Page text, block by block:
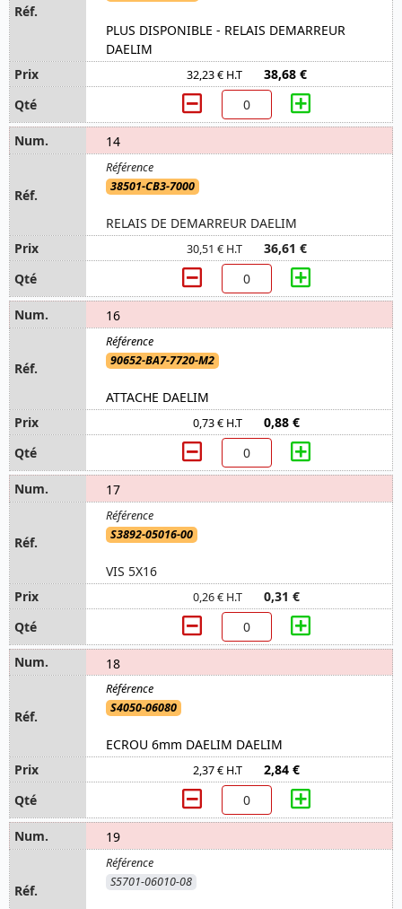
PLUS DISPONIBLE - RELAIS DEMARREUR
DAELIM
32,23 € H.T 38,68 €
14
38501-CB3-7000
RELAIS DE DEMARREUR DAELIM
30,51 € H.T 36,61 €
16
90652-BA7-7720-M2
ATTACHE DAELIM
0,73 € H.T 0,88 €
17
S3892-05016-00
VIS 5X16
0,26 € H.T 0,31 €
18
S4050-06080
ECROU 6mm DAELIM DAELIM
2,37 € H.T 2,84 €
19
S5701-06010-08